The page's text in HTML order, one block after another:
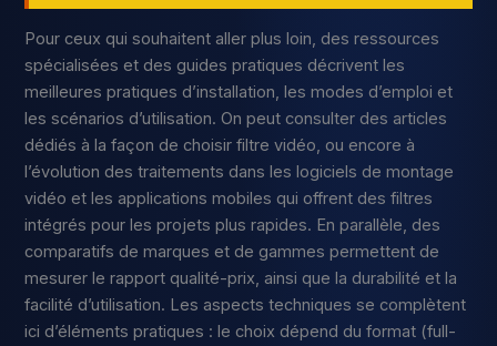
Pour ceux qui souhaitent aller plus loin, des ressources
spécialisées et des guides pratiques décrivent les
meilleures pratiques d’installation, les modes d’emploi et
les scénarios d’utilisation. On peut consulter des articles
dédiés à la façon de choisir filtre vidéo, ou encore à
l’évolution des traitements dans les logiciels de montage
vidéo et les applications mobiles qui offrent des filtres
intégrés pour les projets plus rapides. En parallèle, des
comparatifs de marques et de gammes permettent de
mesurer le rapport qualité-prix, ainsi que la durabilité et la
facilité d’utilisation. Les aspects techniques se complètent
ici d’éléments pratiques : le choix dépend du format (full-